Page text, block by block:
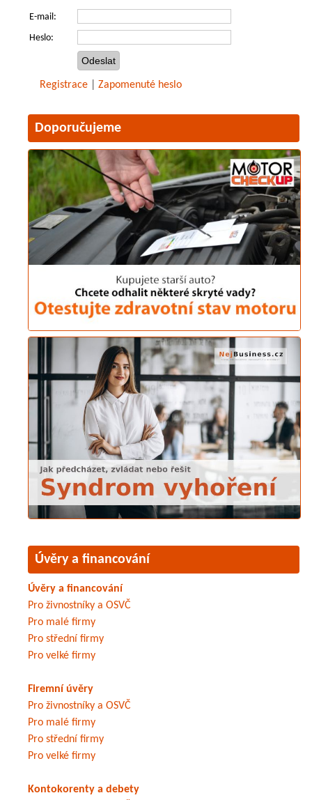
E-mail:
Heslo:
Registrace Zapomenuté heslo
Doporučujeme
Úvěry a financování
Úvěry a financování
Pro živnostníky a OSVČ
Pro malé firmy
Pro střední firmy
Pro velké firmy
Firemní úvěry
Pro živnostníky a OSVČ
Pro malé firmy
Pro střední firmy
Pro velké firmy
Kontokorenty a debety